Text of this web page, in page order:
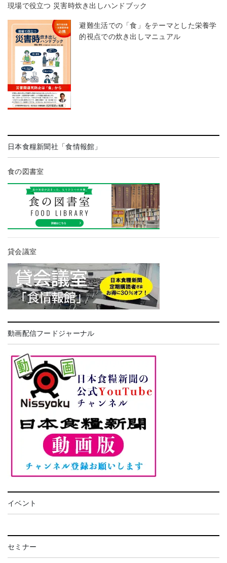
現場で役立つ 災害時炊き出しハンドブック
避難生活での「食」をテーマとした栄養学
的視点での炊き出しマニュアル
日本食糧新聞社「食情報館」
食の図書室
貸会議室
動画配信フードジャーナル
イベント
セミナー